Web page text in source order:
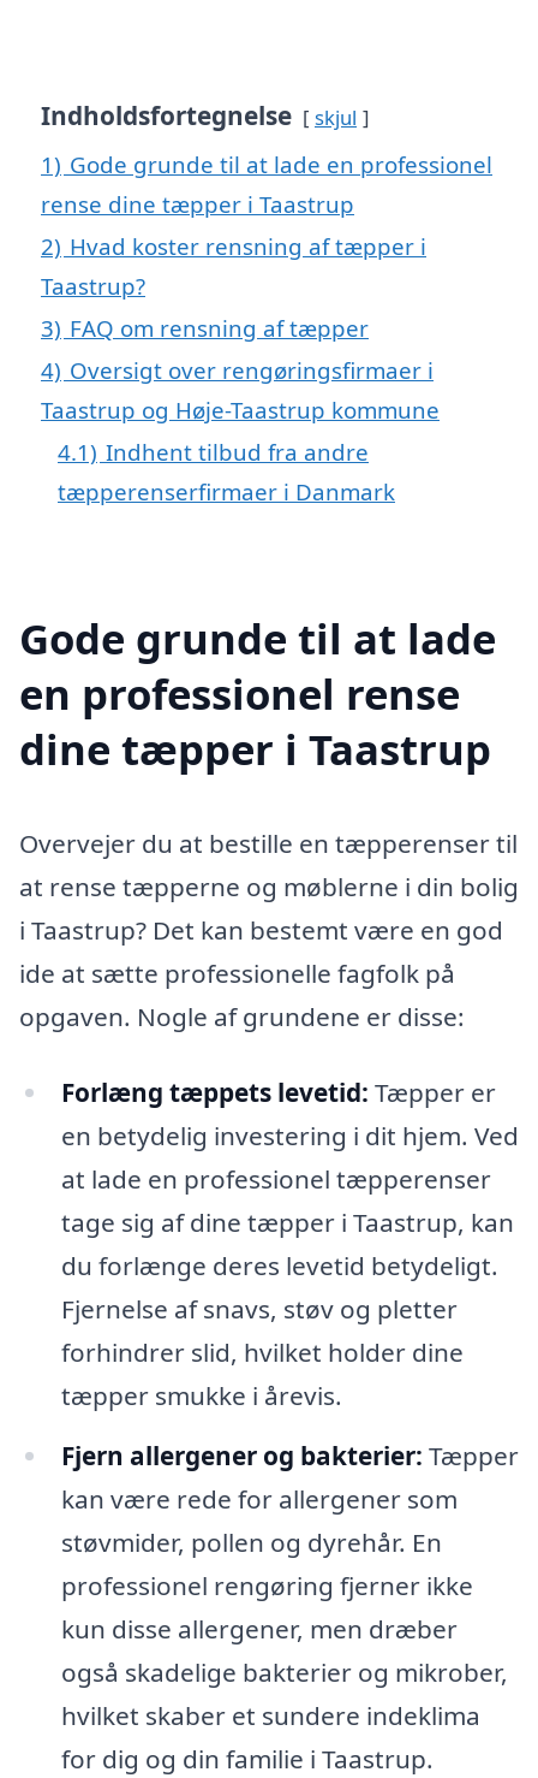
Indholdsfortegnelse skjul
1) Gode grunde til at lade en professionel
rense dine tæpper i Taastrup
2) Hvad koster rensning af tæpper i
Taastrup?
3) FAQ om rensning af tæpper
4) Oversigt over rengøringsfirmaer i
Taastrup og Høje-Taastrup kommune
4.1) Indhent tilbud fra andre
tæpperenserfirmaer i Danmark
Gode grunde til at lade
en professionel rense
dine tæpper i Taastrup
Overvejer du at bestille en tæpperenser til
at rense tæpperne og møblerne i din bolig
i Taastrup? Det kan bestemt være en god
ide at sætte professionelle fagfolk på
opgaven. Nogle af grundene er disse:
Forlæng tæppets levetid: Tæpper er
en betydelig investering i dit hjem. Ved
at lade en professionel tæpperenser
tage sig af dine tæpper i Taastrup, kan
du forlænge deres levetid betydeligt.
Fjernelse af snavs, støv og pletter
forhindrer slid, hvilket holder dine
tæpper smukke i årevis.
Fjern allergener og bakterier: Tæpper
kan være rede for allergener som
støvmider, pollen og dyrehår. En
professionel rengøring fjerner ikke
kun disse allergener, men dræber
også skadelige bakterier og mikrober,
hvilket skaber et sundere indeklima
for dig og din familie i Taastrup.